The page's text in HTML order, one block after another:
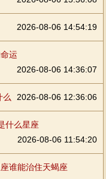
2026-08-06 14:54:19
运
2026-08-06 14:36:07
么 2026-08-06 12:36:06
什么星座
2026-08-06 11:54:20
谁能治住天蝎座